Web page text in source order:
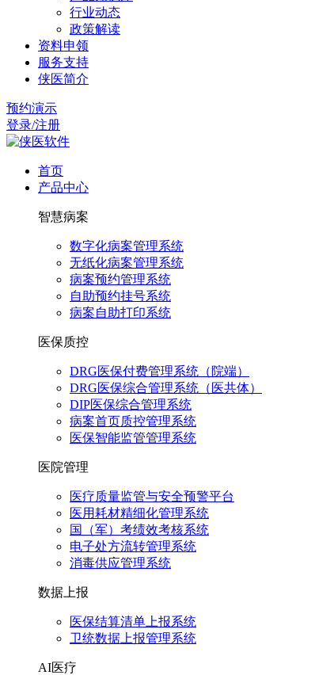
行业动态
政策解读
资料申领
服务支持
侠医简介
预约演示
登录/注册
首页
产品中心
智慧病案
数字化病案管理系统
无纸化病案管理系统
病案预约管理系统
自助预约挂号系统
病案自助打印系统
医保质控
DRG医保付费管理系统（院端）
DRG医保综合管理系统（医共体）
DIP医保综合管理系统
病案首页质控管理系统
医保智能监管管理系统
医院管理
医疗质量监管与安全预警平台
医用耗材精细化管理系统
国（军）考绩效考核系统
电子处方流转管理系统
消毒供应管理系统
数据上报
医保结算清单上报系统
卫统数据上报管理系统
AI医疗